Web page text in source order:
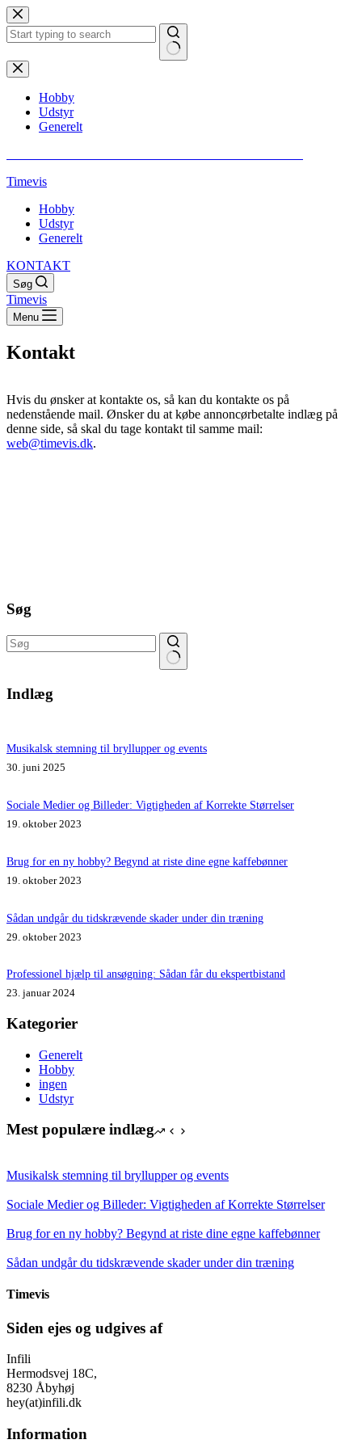
Fortsæt
til
indhold
Ingen
resultater
Hobby
Udstyr
Generelt
Timevis
Hobby
Udstyr
Generelt
KONTAKT
Søg
Timevis
Menu
Kontakt
Hvis du ønsker at kontakte os, så kan du kontakte os på
nedenstående mail. Ønsker du at købe annoncørbetalte indlæg på
denne side, så skal du tage kontakt til samme mail:
web@timevis.dk.
Søg
resultater
Indlæg
Musikalsk stemning til bryllupper og events
30. juni 2025
Sociale Medier og Billeder: Vigtigheden af Korrekte Størrelser
19. oktober 2023
Brug for en ny hobby? Begynd at riste dine egne kaffebønner
19. oktober 2023
Sådan undgår du tidskrævende skader under din træning
29. oktober 2023
Professionel hjælp til ansøgning: Sådan får du ekspertbistand
23. januar 2024
Kategorier
Generelt
Hobby
ingen
Udstyr
Mest populære indlæg
Musikalsk stemning til bryllupper og events
Sociale Medier og Billeder: Vigtigheden af Korrekte Størrelser
Brug for en ny hobby? Begynd at riste dine egne kaffebønner
Sådan undgår du tidskrævende skader under din træning
Timevis
Siden ejes og udgives af
Infili
Hermodsvej 18C,
8230 Åbyhøj
hey(at)infili.dk
Information